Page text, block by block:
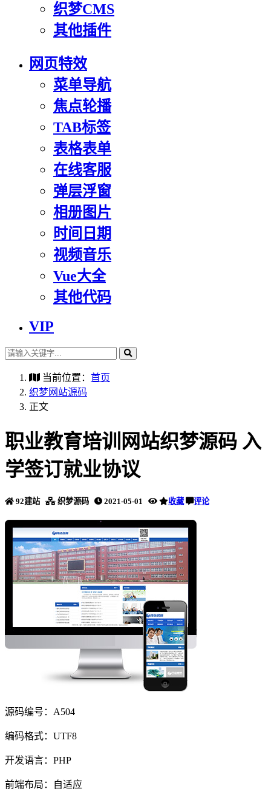
织梦CMS
其他插件
网页特效
菜单导航
焦点轮播
TAB标签
表格表单
在线客服
弹层浮窗
相册图片
时间日期
视频音乐
Vue大全
其他代码
VIP
当前位置： 首页
织梦网站源码
正文
职业教育培训网站织梦源码 入
学签订就业协议
92建站 织梦源码 2021-05-01 收藏 评论
源码编号：A504
编码格式：UTF8
开发语言：PHP
前端布局：自适应